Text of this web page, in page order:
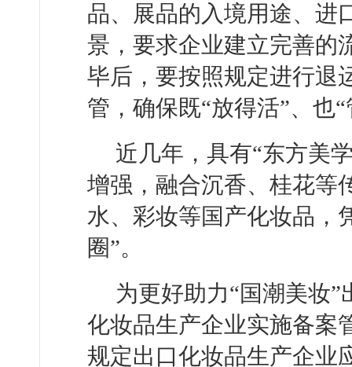
品、展品的入境用途、进
景，要求企业建立完善的
毕后，要按照规定进行退
管，确保既“放得活”、也
近几年，具有“东方美
增强，融合沉香、桂花等
水、彩妆等国产化妆品，
圈”。
为更好助力“国潮美妆
化妆品生产企业实施备案
规定出口化妆品生产企业